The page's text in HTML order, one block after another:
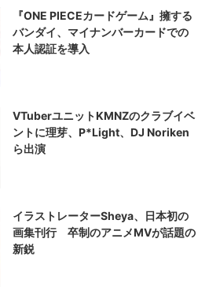
『ONE PIECEカードゲーム』擁する
バンダイ、マイナンバーカードでの
本人認証を導入
VTuberユニットKMNZのクラブイベ
ントに理芽、P*Light、DJ Noriken
ら出演
イラストレーターSheya、日本初の
画集刊行 卒制のアニメMVが話題の
新鋭